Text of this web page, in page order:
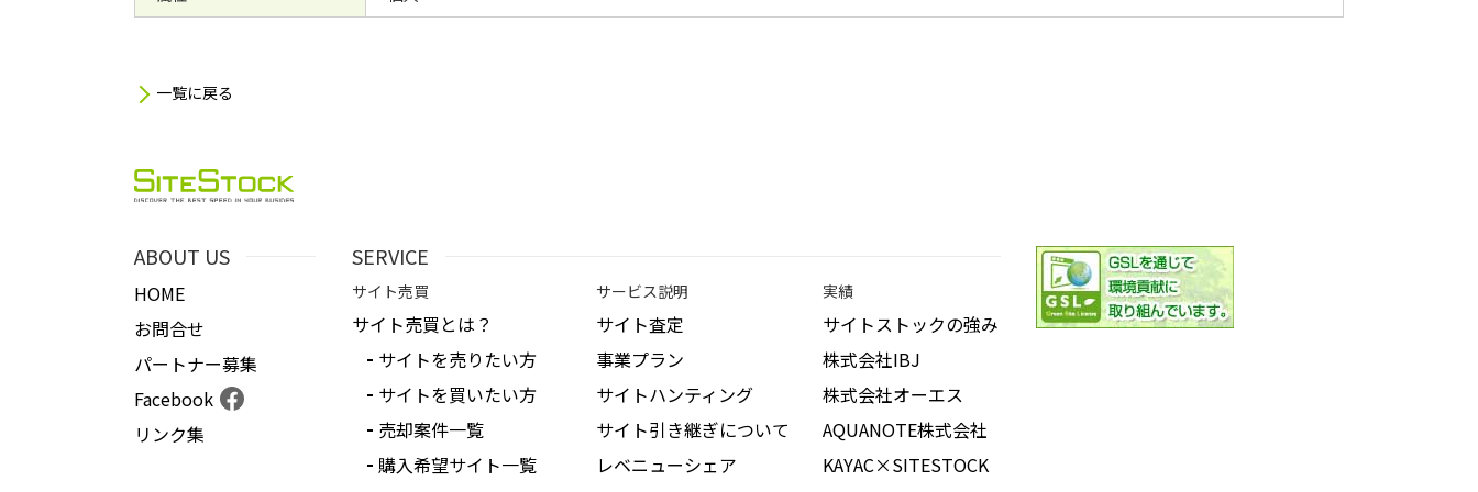
一覧に戻る
ABOUT US
HOME
お問合せ
パートナー募集
Facebook
リンク集
SERVICE
サイト売買
サイト売買とは？
サイトを売りたい方
サイトを買いたい方
売却案件一覧
購入希望サイト一覧
サービス説明
サイト査定
事業プラン
サイトハンティング
サイト引き継ぎについて
レベニューシェア
実績
サイトストックの強み
株式会社IBJ
株式会社オーエス
AQUANOTE株式会社
KAYAC×SITESTOCK